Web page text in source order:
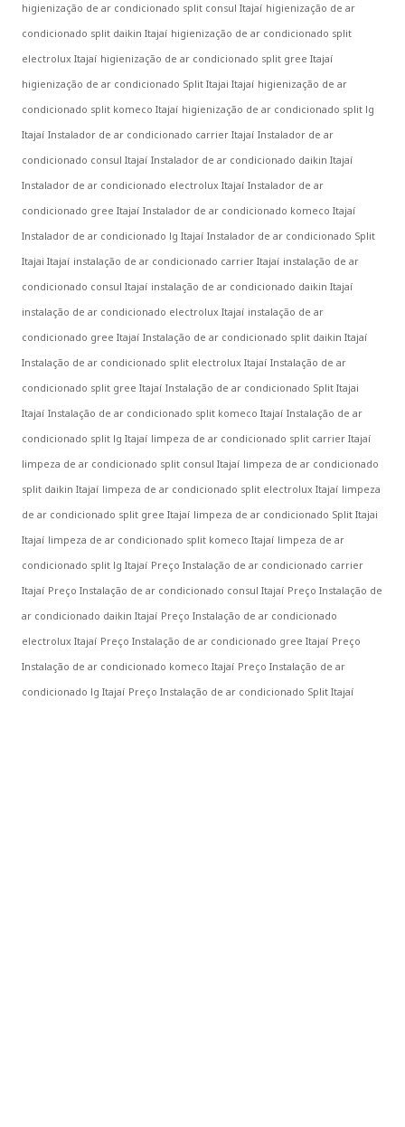
higienização de ar condicionado split consul Itajaí higienização de ar
condicionado split daikin Itajaí higienização de ar condicionado split
electrolux Itajaí higienização de ar condicionado split gree Itajaí
higienização de ar condicionado Split Itajai Itajaí higienização de ar
condicionado split komeco Itajaí higienização de ar condicionado split lg
Itajaí Instalador de ar condicionado carrier Itajaí Instalador de ar
condicionado consul Itajaí Instalador de ar condicionado daikin Itajaí
Instalador de ar condicionado electrolux Itajaí Instalador de ar
condicionado gree Itajaí Instalador de ar condicionado komeco Itajaí
Instalador de ar condicionado lg Itajaí Instalador de ar condicionado Split
Itajai Itajaí instalação de ar condicionado carrier Itajaí instalação de ar
condicionado consul Itajaí instalação de ar condicionado daikin Itajaí
instalação de ar condicionado electrolux Itajaí instalação de ar
condicionado gree Itajaí Instalação de ar condicionado split daikin Itajaí
Instalação de ar condicionado split electrolux Itajaí Instalação de ar
condicionado split gree Itajaí Instalação de ar condicionado Split Itajai
Itajaí Instalação de ar condicionado split komeco Itajaí Instalação de ar
condicionado split lg Itajaí limpeza de ar condicionado split carrier Itajaí
limpeza de ar condicionado split consul Itajaí limpeza de ar condicionado
split daikin Itajaí limpeza de ar condicionado split electrolux Itajaí limpeza
de ar condicionado split gree Itajaí limpeza de ar condicionado Split Itajai
Itajaí limpeza de ar condicionado split komeco Itajaí limpeza de ar
condicionado split lg Itajaí Preço Instalação de ar condicionado carrier
Itajaí Preço Instalação de ar condicionado consul Itajaí Preço Instalação de
ar condicionado daikin Itajaí Preço Instalação de ar condicionado
electrolux Itajaí Preço Instalação de ar condicionado gree Itajaí Preço
Instalação de ar condicionado komeco Itajaí Preço Instalação de ar
condicionado lg Itajaí Preço Instalação de ar condicionado Split Itajaí